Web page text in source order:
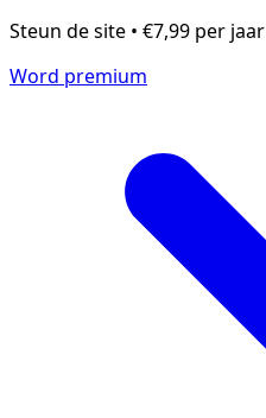
Steun de site • €7,99 per jaar
Word premium